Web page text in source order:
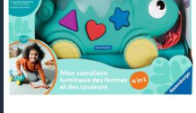
visibility